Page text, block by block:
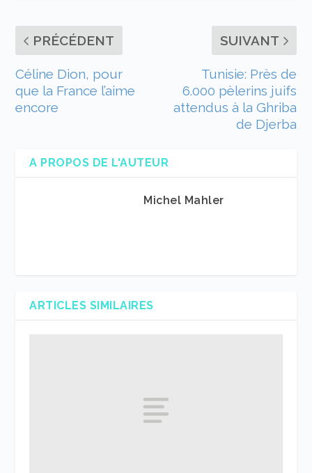
PRÉCÉDENT
Céline Dion, pour
que la France l’aime
encore
SUIVANT
Tunisie: Près de
6.000 pèlerins juifs
attendus à la Ghriba
de Djerba
A PROPOS DE L'AUTEUR
Michel Mahler
ARTICLES SIMILAIRES